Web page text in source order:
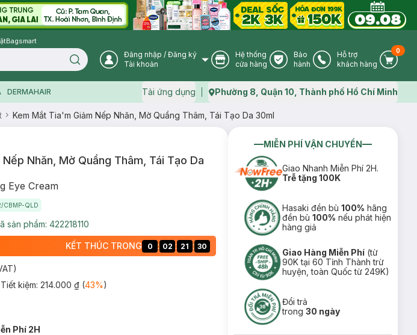
Bagsmart
Search icon User Icon
Đăng nhập / Đăng ký
Tài khoản
Store Icon
Hệ thống
cửa hàng
Warranty Icon
Bảo
hành
Phone Icon
Hỗ trợ
khách hàng
Cart
0
DERMAHAIR Tải ứng dụng Map icon
Phường 8, Quận 10, Thành phố Hồ Chí Minh
Kem Mắt Tia'm Giảm Nếp Nhăn, Mờ Quầng Thâm, Tái Tạo Da 30ml
Nhăn, Mờ Quầng Thâm, Tái Tạo Da
Eye Cream
CBMP-QLD
sản phẩm: 422218110
KẾT THÚC TRONG 0 : 02 : 21 : 29
kiệm: 214.000 ₫(43%)
Phí 2H
MIỄN PHÍ VẬN CHUYỂN
Giao Nhanh Miễn Phí 2H.
Trễ tặng 100K
Hasaki đền bù100% hãng
đền bù100% nếu phát hiện
hàng giả
Giao Hàng Miễn Phí (từ
90K tại 60 Tỉnh Thành trừ
huyện, toàn Quốc từ 249K)
Đổi trả
trong30 ngày